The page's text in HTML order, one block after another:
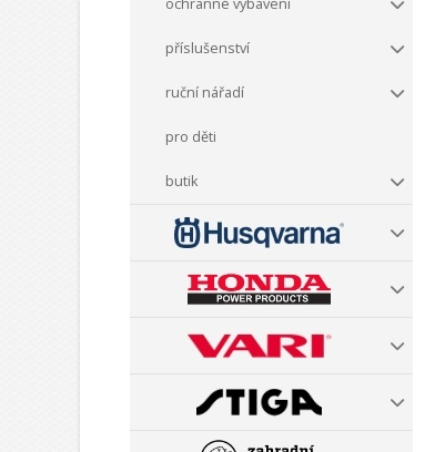
ochranné vybavení
příslušenství
ruční nářadí
pro děti
butik